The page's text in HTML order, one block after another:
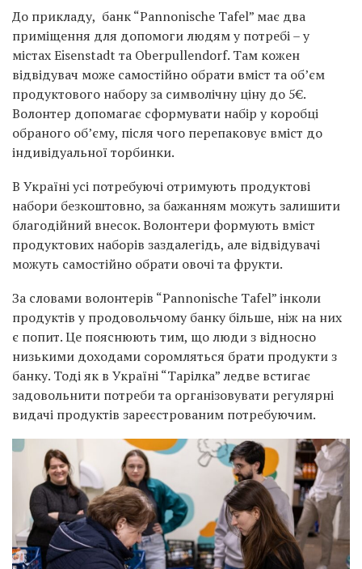
До прикладу, банк “Pannonische Tafel” має два
приміщення для допомоги людям у потребі – у
містах Eisenstadt та Oberpullendorf. Там кожен
відвідувач може самостійно обрати вміст та об’єм
продуктового набору за символічну ціну до 5€.
Волонтер допомагає сформувати набір у коробці
обраного об’єму, після чого перепаковує вміст до
індивідуальної торбинки.
В Україні усі потребуючі отримують продуктові
набори безкоштовно, за бажанням можуть залишити
благодійний внесок. Волонтери формують вміст
продуктових наборів заздалегідь, але відвідувачі
можуть самостійно обрати овочі та фрукти.
За словами волонтерів “Pannonische Tafel” інколи
продуктів у продовольчому банку більше, ніж на них
є попит. Це пояснюють тим, що люди з відносно
низькими доходами соромляться брати продукти з
банку. Тоді як в Україні “Тарілка” ледве встигає
задовольнити потреби та організовувати регулярні
видачі продуктів зареєстрованим потребуючим.